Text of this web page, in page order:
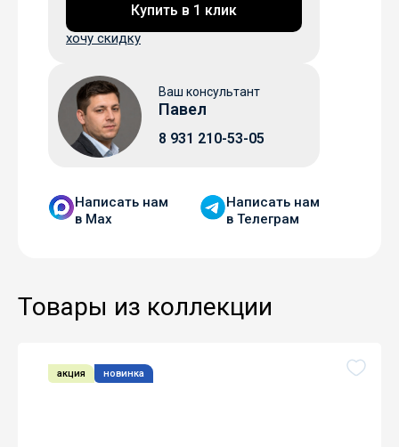
Ваш консультант
Павел
8 931 210-53-05
Написать нам
в Мax
Написать нам
в Телеграм
Купить в 1 клик
хочу скидку
Товары из коллекции
акция новинка